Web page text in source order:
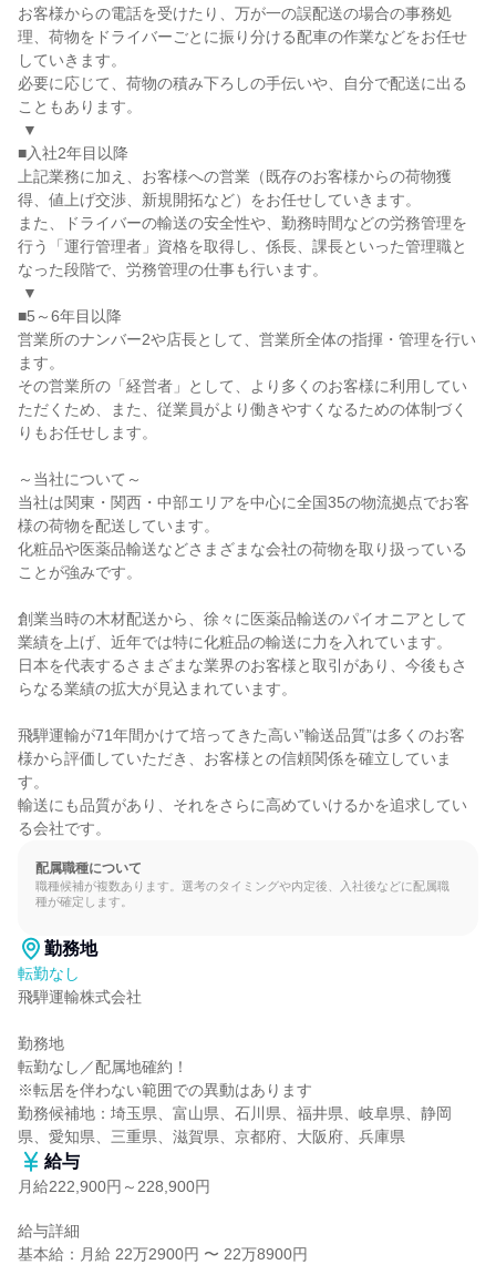
お客様からの電話を受けたり、万が一の誤配送の場合の事務処
理、荷物をドライバーごとに振り分ける配車の作業などをお任せ
していきます。
必要に応じて、荷物の積み下ろしの手伝いや、自分で配送に出る
こともあります。
■入社2年目以降
上記業務に加え、お客様への営業（既存のお客様からの荷物獲
得、値上げ交渉、新規開拓など）をお任せしていきます。
また、ドライバーの輸送の安全性や、勤務時間などの労務管理を
行う「運行管理者」資格を取得し、係長、課長といった管理職と
なった段階で、労務管理の仕事も行います。
■5～6年目以降
営業所のナンバー2や店長として、営業所全体の指揮・管理を行い
ます。
その営業所の「経営者」として、より多くのお客様に利用してい
ただくため、また、従業員がより働きやすくなるための体制づく
りもお任せします。
～当社について～
当社は関東・関西・中部エリアを中心に全国35の物流拠点でお客
様の荷物を配送しています。
化粧品や医薬品輸送などさまざまな会社の荷物を取り扱っている
ことが強みです。
創業当時の木材配送から、徐々に医薬品輸送のパイオニアとして
業績を上げ、近年では特に化粧品の輸送に力を入れています。
日本を代表するさまざまな業界のお客様と取引があり、今後もさ
らなる業績の拡大が見込まれています。
飛騨運輸が71年間かけて培ってきた高い”輸送品質”は多くのお客
様から評価していただき、お客様との信頼関係を確立していま
す。
輸送にも品質があり、それをさらに高めていけるかを追求してい
る会社です。
配属職種について
職種候補が複数あります。選考のタイミングや内定後、入社後などに配属職
種が確定します。
勤務地
転勤なし
飛騨運輸株式会社
勤務地
転勤なし／配属地確約！
※転居を伴わない範囲での異動はあります
勤務候補地：埼玉県、富山県、石川県、福井県、岐阜県、静岡
県、愛知県、三重県、滋賀県、京都府、大阪府、兵庫県
給与
月給222,900円～228,900円
給与詳細
基本給：月給 22万2900円 〜 22万8900円